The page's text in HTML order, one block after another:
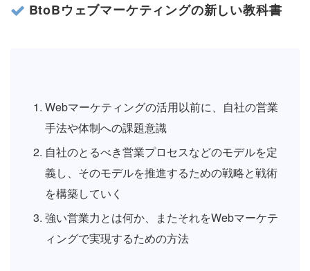
BtoBウェブマーケティングの新しい教科書
Webマーケティングの活用以前に、自社の営業
手法や体制への課題意識
自社のとるべき営業プロセスなどのモデルを定
義し、そのモデルを推進するための戦略と戦術
を構築していく
強い営業力とは何か、またそれをWebマーケテ
ィングで実現するための方法